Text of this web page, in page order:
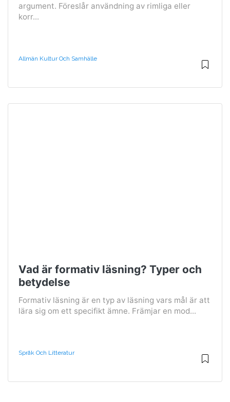
argument. Föreslår användning av rimliga eller
korr...
Allmän Kultur Och Samhälle
Vad är formativ läsning? Typer och
betydelse
Formativ läsning är en typ av läsning vars mål är att
lära sig om ett specifikt ämne. Främjar en mod...
Språk Och Litteratur